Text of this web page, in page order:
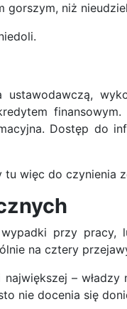
gorszym, niż
Dostęp do
więc do czynienia
przy pracy,
na cztery
–
nie docenia się